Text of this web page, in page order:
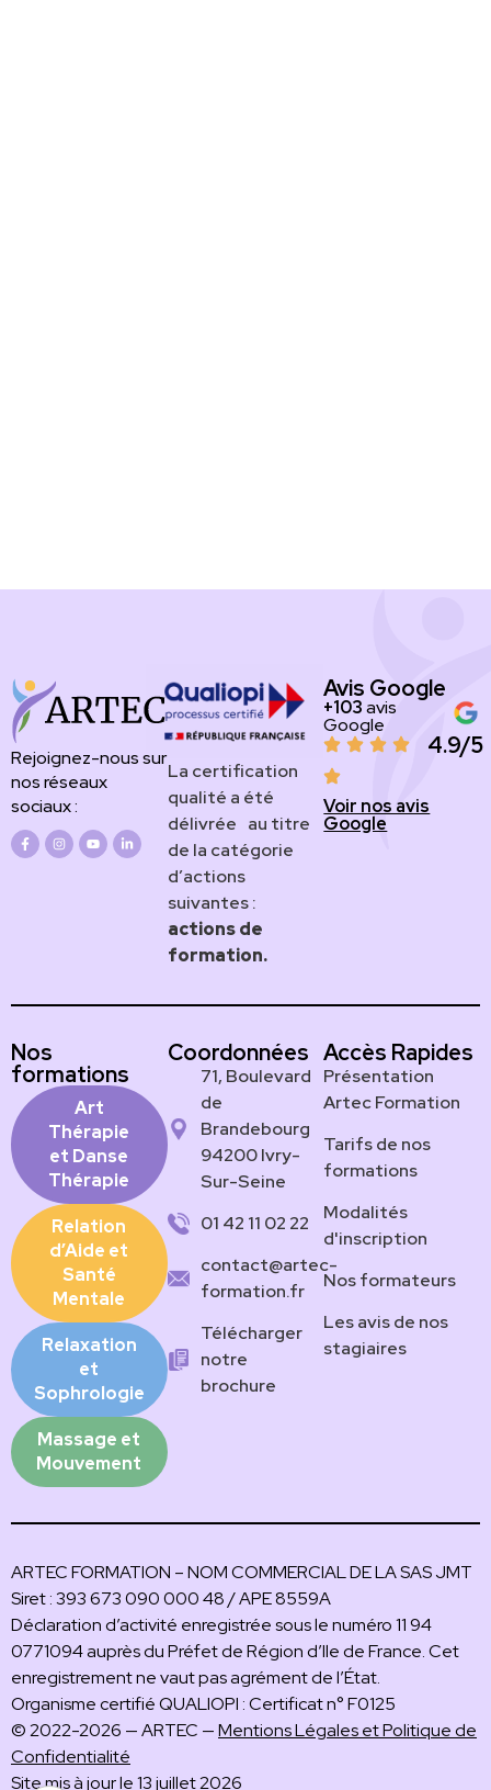
Rejoignez-nous sur
nos réseaux
sociaux :
​​​La certification
qualité a été
délivrée au titre
de la catégorie
d’actions
suivantes :
actions de
formation.
Avis Google
+103avis
Google
4.9/5
Voir nos avis
Google
Nos
formations
Art
Thérapie
et Danse
Thérapie
Relation
d’Aide et
Santé
Mentale
Relaxation
et
Sophrologie
Massage et
Mouvement
Coordonnées
71, Boulevard
de
Brandebourg
94200 Ivry-
Sur-Seine
01 42 11 02 22
contact@artec-
formation.fr
Télécharger
notre
brochure
Accès Rapides
Présentation
Artec Formation
Tarifs de nos
formations
Modalités
d'inscription
Nos formateurs
Les avis de nos
stagiaires
ARTEC FORMATION – NOM COMMERCIAL DE LA SAS JMT
Siret : 393 673 090 000 48 / APE 8559A
Déclaration d’activité enregistrée sous le numéro 11 94
0771094 auprès du Préfet de Région d’Ile de France. Cet
enregistrement ne vaut pas agrément de l’État.
Organisme certifié QUALIOPI : Certificat n° F0125
© 2022-2026 — ARTEC —Mentions Légales et Politique de
Confidentialité
Site mis à jour le 13 juillet 2026